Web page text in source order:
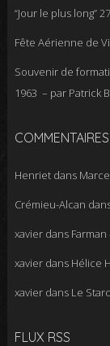
“Jour le plus long”
Fête Aérienne de
Souvenir de
1963 – par Patrick
Henrietdans
Crémieu-Alcan
xavierdans Farman
xavierdans Hélice
xavierdans Le
FLUX RSS